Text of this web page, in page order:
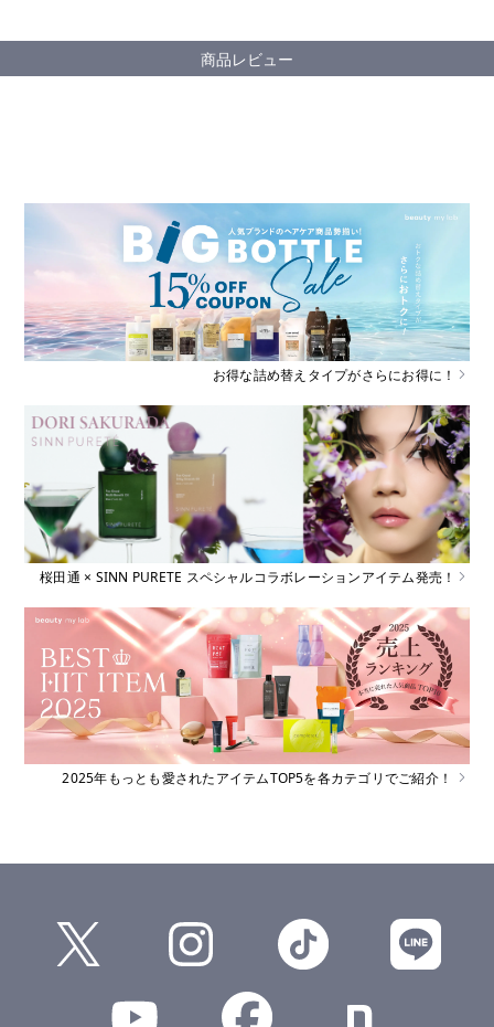
商品レビュー
お得な詰め替えタイプがさらにお得に！
桜田通 × SINN PURETE スペシャルコラボレーションアイテム発売！
2025年もっとも愛されたアイテムTOP5を各カテゴリでご紹介！